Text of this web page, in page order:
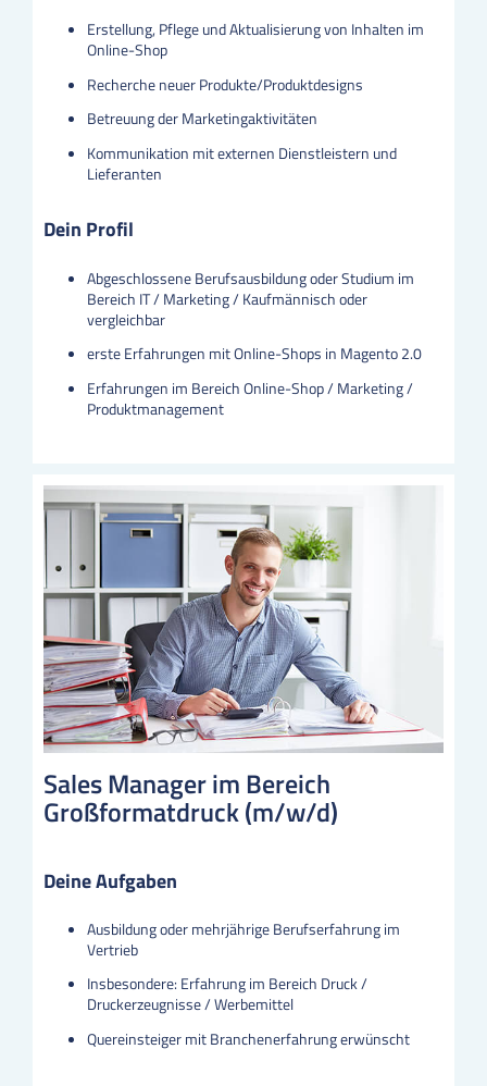
Erstellung, Pflege und Aktualisierung von Inhalten im
Online-Shop
Recherche neuer Produkte/Produktdesigns
Betreuung der Marketingaktivitäten
Kommunikation mit externen Dienstleistern und
Lieferanten
Dein Profil
Abgeschlossene Berufsausbildung oder Studium im
Bereich IT / Marketing / Kaufmännisch oder
vergleichbar
erste Erfahrungen mit Online-Shops in Magento 2.0
Erfahrungen im Bereich Online-Shop / Marketing /
Produktmanagement
Sales Manager im Bereich
Großformatdruck (m/w/d)
Deine Aufgaben
Ausbildung oder mehrjährige Berufserfahrung im
Vertrieb
Insbesondere: Erfahrung im Bereich Druck /
Druckerzeugnisse / Werbemittel
Quereinsteiger mit Branchenerfahrung erwünscht